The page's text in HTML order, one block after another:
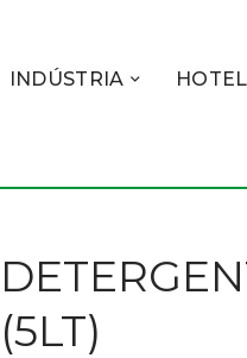
INDÚSTRIA
(5LT)